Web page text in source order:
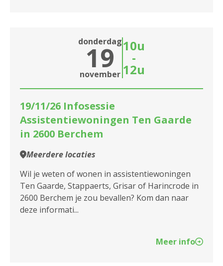
donderdag
19
november
10u
-
12u
19/11/26 Infosessie
Assistentiewoningen Ten Gaarde
in 2600 Berchem
Meerdere locaties
Wil je weten of wonen in assistentiewoningen
Ten Gaarde, Stappaerts, Grisar of Harincrode in
2600 Berchem je zou bevallen? Kom dan naar
deze informati...
Meer info